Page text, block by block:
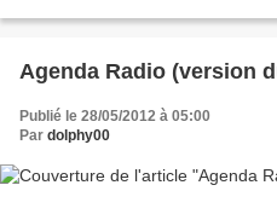
Agenda Radio (version
Publié le 28/05/2012 à 05:00
Par dolphy00